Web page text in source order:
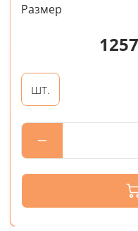
Размер
1257
шт.